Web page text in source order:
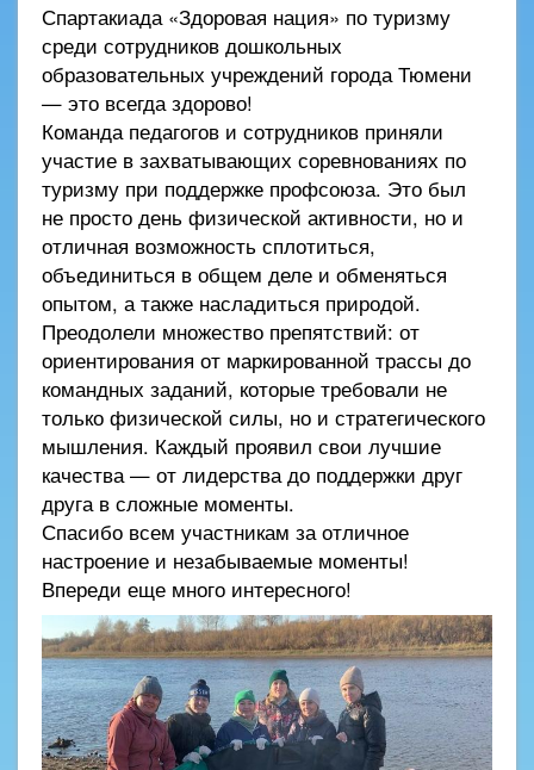
Спартакиада «Здоровая нация» по туризму
среди сотрудников дошкольных
образовательных учреждений города Тюмени
— это всегда здорово!
Команда педагогов и сотрудников приняли
участие в захватывающих соревнованиях по
туризму при поддержке профсоюза. Это был
не просто день физической активности, но и
отличная возможность сплотиться,
объединиться в общем деле и обменяться
опытом, а также насладиться природой.
Преодолели множество препятствий: от
ориентирования от маркированной трассы до
командных заданий, которые требовали не
только физической силы, но и стратегического
мышления. Каждый проявил свои лучшие
качества — от лидерства до поддержки друг
друга в сложные моменты.
Спасибо всем участникам за отличное
настроение и незабываемые моменты!
Впереди еще много интересного!